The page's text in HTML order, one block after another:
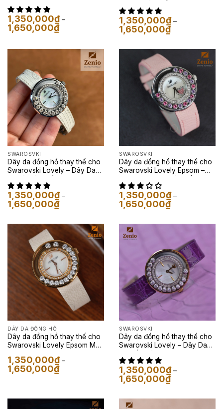
1,350,000₫ –
1,650,000₫Khoảng
giá:
1,650,000₫
1,350,000₫ –
1,650,000₫Khoảng
giá:
1,650,000₫
SWAROSVKI
Dây da đồng hồ thay thế cho
Swarovski Lovely – Dây Da
1,350,000₫ –
1,650,000₫Khoảng
giá:
đến
1,650,000₫
SWAROSVKI
Dây da đồng hồ thay thế cho
Swarovski Lovely Epsom –
Nude
1,350,000₫ –
1,650,000₫Khoảng
giá:
DÂY DA ĐỒNG HỒ
Dây da đồng hồ thay thế cho
Swarovski Lovely Epsom Màu
1,350,000₫ –
1,650,000₫Khoảng
giá:
1,650,000₫
SWAROSVKI
Dây da đồng hồ thay thế cho
Swarovski Lovely – Dây Da
1,350,000₫ –
1,650,000₫Khoảng
giá: